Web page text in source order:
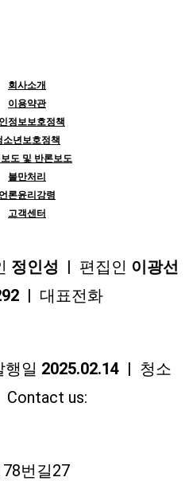
회사소개
이용약관
정보보호정책
소년보호정책
도 및 반론보도
불만처리
언론윤리강령
고객센터
정인성 | 편집인 이광선
| 대표전화
일 2025.02.14 | 청소
Contact us:
번길27